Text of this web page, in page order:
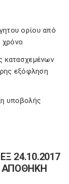
ορίου από
χρόνο
κατασχεμένων
εξόφληση
υποβολής
24.10.2017
ΑΠΟΘΗΚΗ